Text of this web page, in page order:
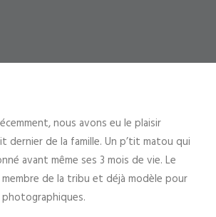
nous avons eu le plaisir
dernier de la famille. Un p’tit matou qui
avant même ses 3 mois de vie. Le
de la tribu et déjà modèle pour